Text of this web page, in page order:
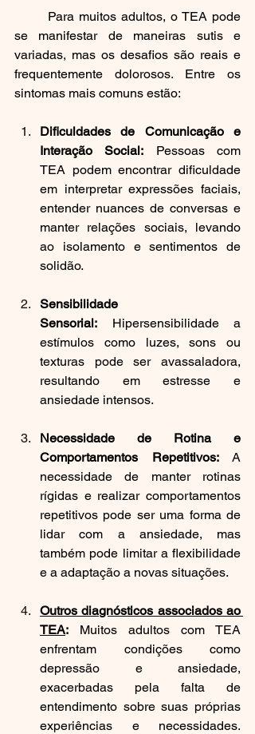
se manifestar de maneiras sutis e
variadas, mas os desafios são reais e
frequentemente dolorosos. Entre os
sintomas mais comuns estão:
Dificuldades de Comunicação e
Interação Social: Pessoas com
TEA podem encontrar dificuldade
em interpretar expressões faciais,
entender nuances de conversas e
manter relações sociais, levando
ao isolamento e sentimentos de
solidão.
Sensibilidade
Sensorial: Hipersensibilidade a
estímulos como luzes, sons ou
texturas pode ser avassaladora,
resultando em estresse e
ansiedade intensos.
Necessidade de Rotina e
Comportamentos Repetitivos: A
necessidade de manter rotinas
rígidas e realizar comportamentos
repetitivos pode ser uma forma de
lidar com a ansiedade, mas
também pode limitar a flexibilidade
e a adaptação a novas situações.
Outros diagnósticos associados ao
TEA: Muitos adultos com TEA
enfrentam condições como
depressão e ansiedade,
exacerbadas pela falta de
entendimento sobre suas próprias
experiências e necessidades.